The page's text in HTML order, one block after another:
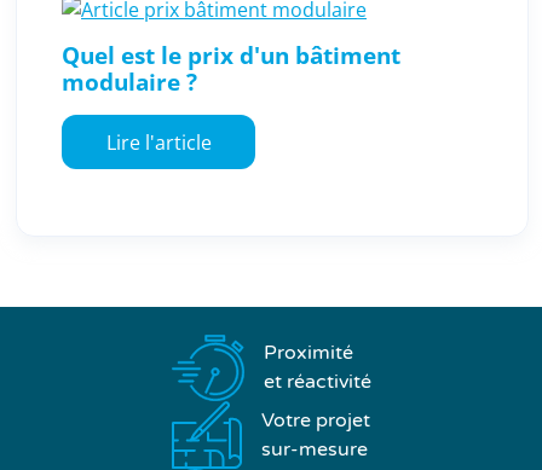
Quel est le prix d'un bâtiment
modulaire ?
Lire l'article
Proximité
et réactivité
Votre projet
sur-mesure